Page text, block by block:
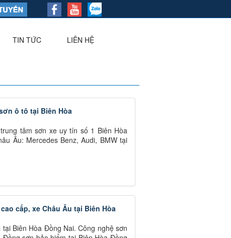
TIN TỨC LIÊN HỆ
ô tô tại Biên Hòa
tâm sơn xe uy tín số 1 Biên Hòa
Âu: Mercedes Benz, Audi, BMW tại
cấp, xe Châu Âu tại Biên Hòa
Biên Hòa Đồng Nai. Công nghệ sơn